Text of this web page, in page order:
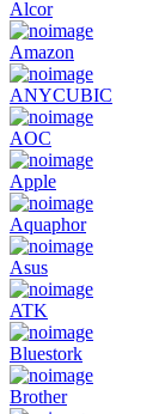
Alcor
Amazon
ANYCUBIC
AOC
Apple
Aquaphor
Asus
ATK
Bluestork
Brother